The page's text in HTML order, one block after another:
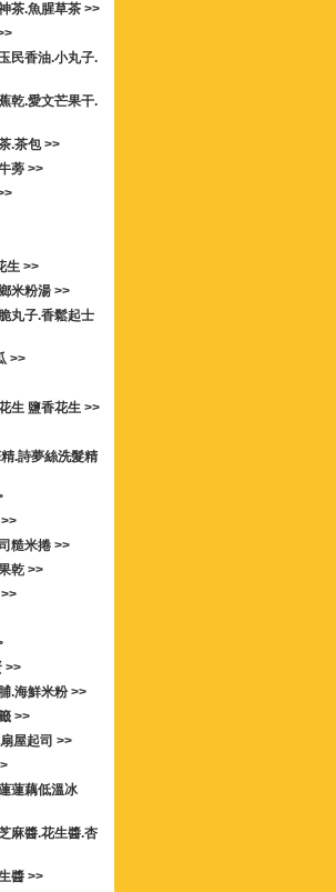
茶.魚腥草茶 >>
民香油.小丸子.
乾.愛文芒果干.
.茶包 >>
蒡 >>
生 >>
米粉湯 >>
丸子.香鬆起士
>>
生 鹽香花生 >>
.詩夢絲洗髮精
糙米捲 >>
乾 >>
>>
.海鮮米粉 >>
>>
屋起司 >>
蓮藕低溫冰
麻醬.花生醬.杏
醬 >>